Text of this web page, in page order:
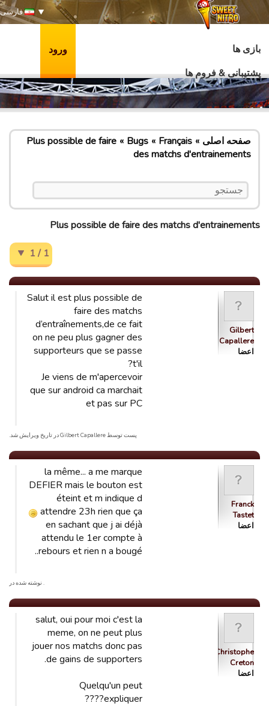
فارسی
بازی ها
پشتیبانی & فروم ها
ورود
صفحه اصلی Français
Bugs
Plus possible de faire
des matchs d'entrainements
Plus possible de faire des matchs d'entrainements
1 / 1
Gilbert
Capallere
اعضا
Salut il est plus possible de
faire des matchs
d’entraînements,de ce fait
on ne peu plus gagner des
supporteurs que se passe
t'il?
Je viens de m'apercevoir
que sur android ca marchait
et pas sur PC
پست توسط Gilbert Capallere در تاریخ ویرایش شد.
Franck
Tastet
اعضا
la même... a me marque
DEFIER mais le bouton est
éteint et m indique d
attendre 23h rien que ça
en sachant que j ai déjà
attendu le 1er compte à
rebours et rien n a bougé..
. نوشته شده در
Christophe
Creton
اعضا
salut, oui pour moi c'est la
meme, on ne peut plus
jouer nos matchs donc pas
de gains de supporters.
Quelqu'un peut
expliquer????